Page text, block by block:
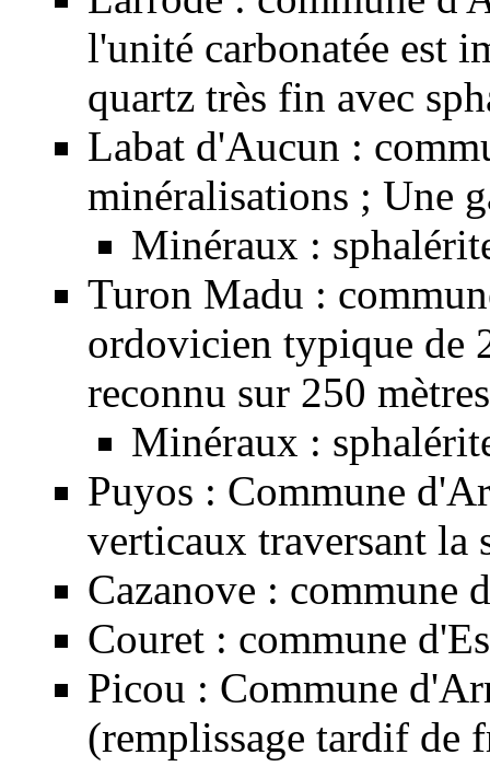
l'unité carbonatée est
quartz très fin avec
Labat d'Aucun :
minéralisations ; Une
Minéraux :
Turon Madu :
ordovicien typique de
reconnu sur 250
Minéraux :
Puyos : Commune
verticaux traversant la
Cazanove : commune
Couret : commune
Picou : Commune
(remplissage tardif de